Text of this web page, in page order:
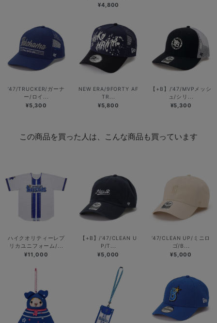
¥4,800
’47/TRUCKER/ガーナ
ー/ロイ...
¥5,300
NEW ERA/9FORTY AF
TR...
¥5,800
【+B】/’47/MVPメッシ
ュ/シリ...
¥5,300
この商品を買った人は、こんな商品も買っています
ハイクオリティーレプ
リカユニフォーム/...
¥11,000
【+B】/’47/CLEAN U
P/T...
¥5,000
’47/CLEAN UP/ミニロ
ゴ/B...
¥5,000